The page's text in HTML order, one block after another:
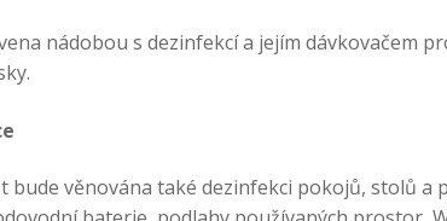
nádobou s dezinfekcí a jejím dávkovačem
bude věnována také dezinfekci pokojů, stolů a